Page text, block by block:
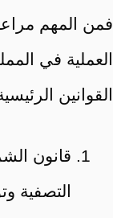
فمن المهم
العملية في
القوانين
قانون
التصفية